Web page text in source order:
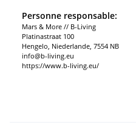
Personne responsable:
Mars & More // B-Living
Platinastraat 100
Hengelo, Niederlande, 7554 NB
info@b-living.eu
https://www.b-living.eu/